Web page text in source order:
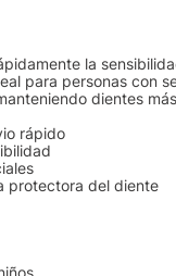
la
para personas con
dientes
rápido
protectora del diente